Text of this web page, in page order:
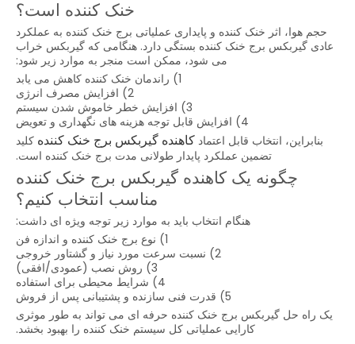
خنک کننده است؟
حجم هوا، اثر خنک کننده و پایداری عملیاتی برج خنک کننده به عملکرد
عادی گیربکس برج خنک کننده بستگی دارد. هنگامی که گیربکس خراب
می شود، ممکن است منجر به موارد زیر شود:
1) راندمان خنک کننده کاهش می یابد
2) افزایش مصرف انرژی
3) افزایش خطر خاموش شدن سیستم
4) افزایش قابل توجه هزینه های نگهداری و تعویض
بنابراین، انتخاب قابل اعتماد کاهنده گیربکس برج خنک کننده کلید
تضمین عملکرد پایدار طولانی مدت برج خنک کننده است.
چگونه یک کاهنده گیربکس برج خنک کننده
مناسب انتخاب کنیم؟
هنگام انتخاب باید به موارد زیر توجه ویژه ای داشت:
1) نوع برج خنک کننده و اندازه فن
2) نسبت سرعت مورد نیاز و گشتاور خروجی
3) روش نصب (عمودی/افقی)
4) شرایط محیطی برای استفاده
5) قدرت فنی سازنده و پشتیبانی پس از فروش
یک راه حل گیربکس برج خنک کننده حرفه ای می تواند به طور موثری
کارایی عملیاتی کل سیستم خنک کننده را بهبود بخشد.